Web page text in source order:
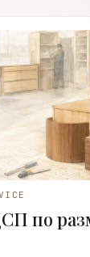
по